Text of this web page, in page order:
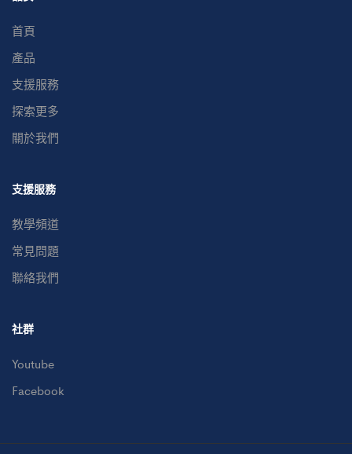
首頁
產品
支援服務
探索更多
關於我們
支援服務
教學頻道
常見問題
聯絡我們
社群
Youtube
Facebook